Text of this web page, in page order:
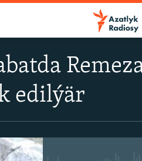
edilýär